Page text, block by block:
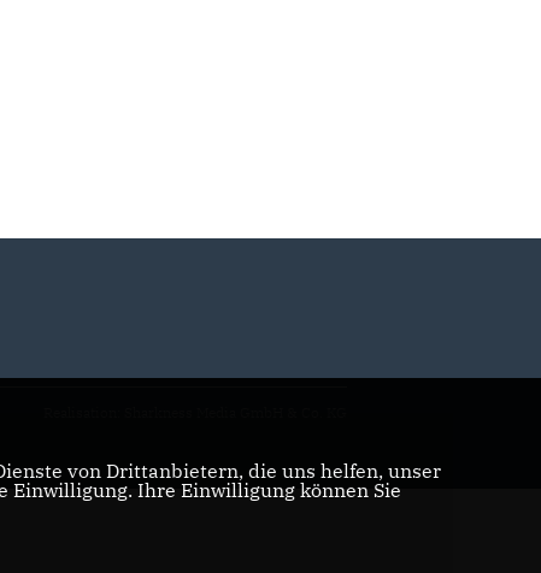
von Drittanbietern, die uns helfen, unser
Einwilligung. Ihre Einwilligung können Sie